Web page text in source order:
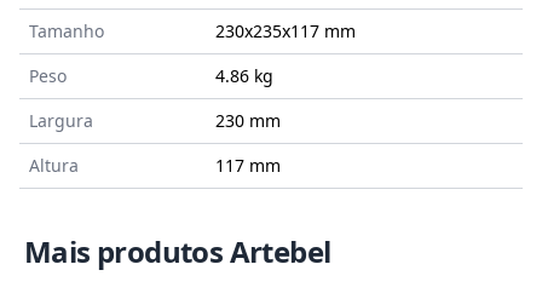
Tamanho
230x235x117 mm
Peso
4.86 kg
Largura
230 mm
Altura
117 mm
Mais produtos Artebel